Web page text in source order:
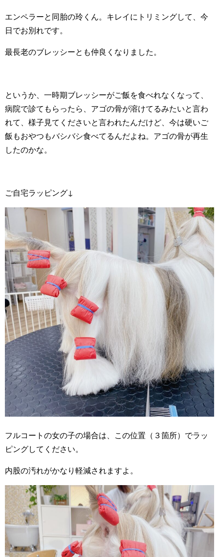
エンペラーと同胎の玲くん。キレイにトリミングして、今
日でお別れです。
最長老のブレッシーとも仲良くなりました。
というか、一時期ブレッシーがご飯を食べれなくなって、
病院で診てもらったら、アゴの骨が溶けてるみたいと言わ
れて、様子見てくださいと言われたんだけど、今は硬いご
飯もおやつもバシバシ食べてるんだよね。アゴの骨が再生
したのかな。
ご自宅ラッピング↓
フルコートの女の子の場合は、この位置（３箇所）でラッ
ピングしてください。
内股の汚れがかなり軽減されますよ。